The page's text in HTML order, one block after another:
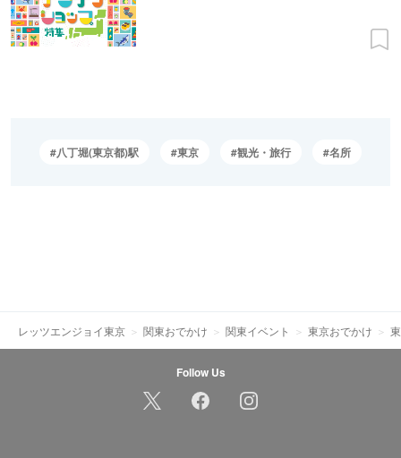
八丁堀(東京都)駅 東京 観光・旅行 名所
レッツエンジョイ東京 関東おでかけ 関東イベント 東京おでかけ
Follow Us